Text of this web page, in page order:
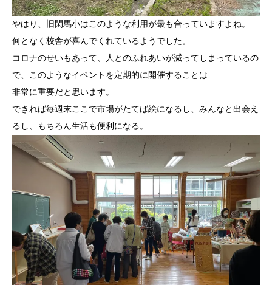
やはり、旧閑馬小はこのような利用が最も合っていますよね。
何となく校舎が喜んでくれているようでした。
コロナのせいもあって、人とのふれあいが減ってしまっているの
で、このようなイベントを定期的に開催することは
非常に重要だと思います。
できれば毎週末ここで市場がたてば絵になるし、みんなと出会え
るし、もちろん生活も便利になる。